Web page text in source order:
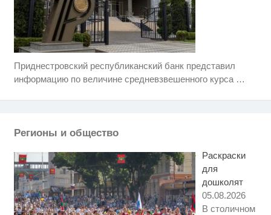
Приднестровский республиканский банк представил
информацию по величине средневзвешенного курса …
Регионы и общество
Раскраски
для
дошколят
05.08.2026
В столичном
i
Скрытая камера на пляже
когда их не видят...
"Потеряли стыд в погоне за
В Сонково простятся с погибшим
Шаповаловым